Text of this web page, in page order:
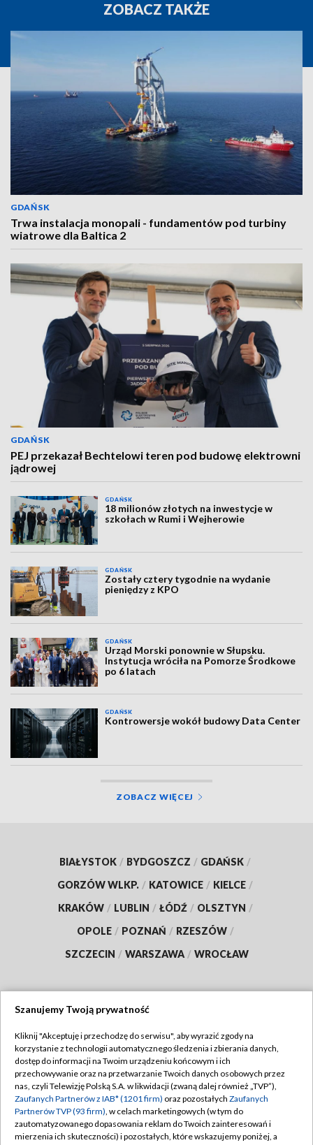
ZOBACZ TAKŻE
GDAŃSK
Trwa instalacja monopali - fundamentów pod turbiny
wiatrowe dla Baltica 2
GDAŃSK
PEJ przekazał Bechtelowi teren pod budowę elektrowni
jądrowej
GDAŃSK
18 milionów złotych na inwestycje w
szkołach w Rumi i Wejherowie
GDAŃSK
Zostały cztery tygodnie na wydanie
pieniędzy z KPO
GDAŃSK
Urząd Morski ponownie w Słupsku.
Instytucja wróciła na Pomorze Środkowe
po 6 latach
GDAŃSK
Kontrowersje wokół budowy Data Center
ZOBACZ WIĘCEJ
BIAŁYSTOK / BYDGOSZCZ / GDAŃSK /
GORZÓW WLKP. / KATOWICE / KIELCE /
KRAKÓW / LUBLIN / ŁÓDŹ / OLSZTYN /
OPOLE / POZNAŃ / RZESZÓW /
SZCZECIN / WARSZAWA / WROCŁAW
TVP
Abonament TVP
Emisja w TVP
Centrum informacji TVP
Naziemna Telewizja Cyfrowa
Regulamin TVP
Polityka prywatności
Moje zgody
Szanujemy Twoją prywatność
Kliknij "Akceptuję i przechodzę do serwisu", aby wyrazić zgody na
korzystanie z technologii automatycznego śledzenia i zbierania danych,
dostęp do informacji na Twoim urządzeniu końcowym i ich
przechowywanie oraz na przetwarzanie Twoich danych osobowych przez
nas, czyli Telewizję Polską S.A. w likwidacji (zwaną dalej również „TVP”),
Zaufanych Partnerów z IAB* (1201 firm) oraz pozostałych Zaufanych
Partnerów TVP (93 firm), w celach marketingowych (w tym do
zautomatyzowanego dopasowania reklam do Twoich zainteresowań i
mierzenia ich skuteczności) i pozostałych, które wskazujemy poniżej, a